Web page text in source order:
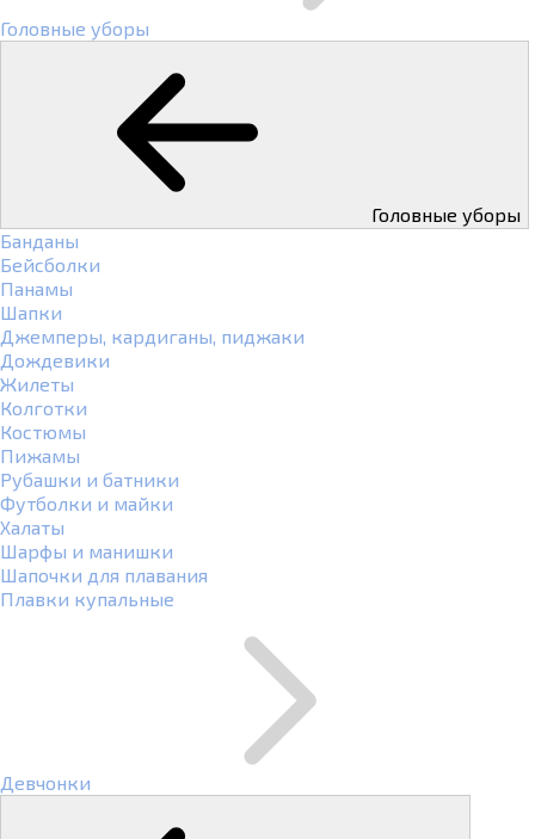
Головные уборы
Головные уборы
Банданы
Бейсболки
Панамы
Шапки
Джемперы, кардиганы, пиджаки
Дождевики
Жилеты
Колготки
Костюмы
Пижамы
Рубашки и батники
Футболки и майки
Халаты
Шарфы и манишки
Шапочки для плавания
Плавки купальные
Девчонки